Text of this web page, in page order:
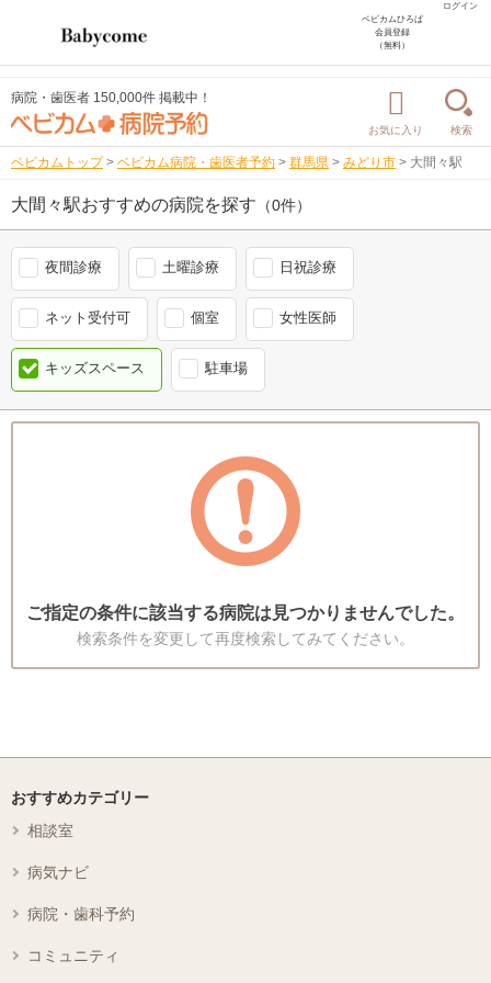
ログイン
ベビカムひろば
会員登録
（無料）
病院・歯医者 150,000件 掲載中！
お気に入り 検索
ベビカムトップ > ベビカム病院・歯医者予約 > 群馬県 > みどり市 > 大間々駅
大間々駅おすすめの病院を探す （0件）
夜間診療 土曜診療 日祝診療
ネット受付可 個室 女性医師
キッズスペース 駐車場
ご指定の条件に該当する病院は見つかりませんでした。
検索条件を変更して再度検索してみてください。
おすすめカテゴリー
相談室
病気ナビ
病院・歯科予約
コミュニティ